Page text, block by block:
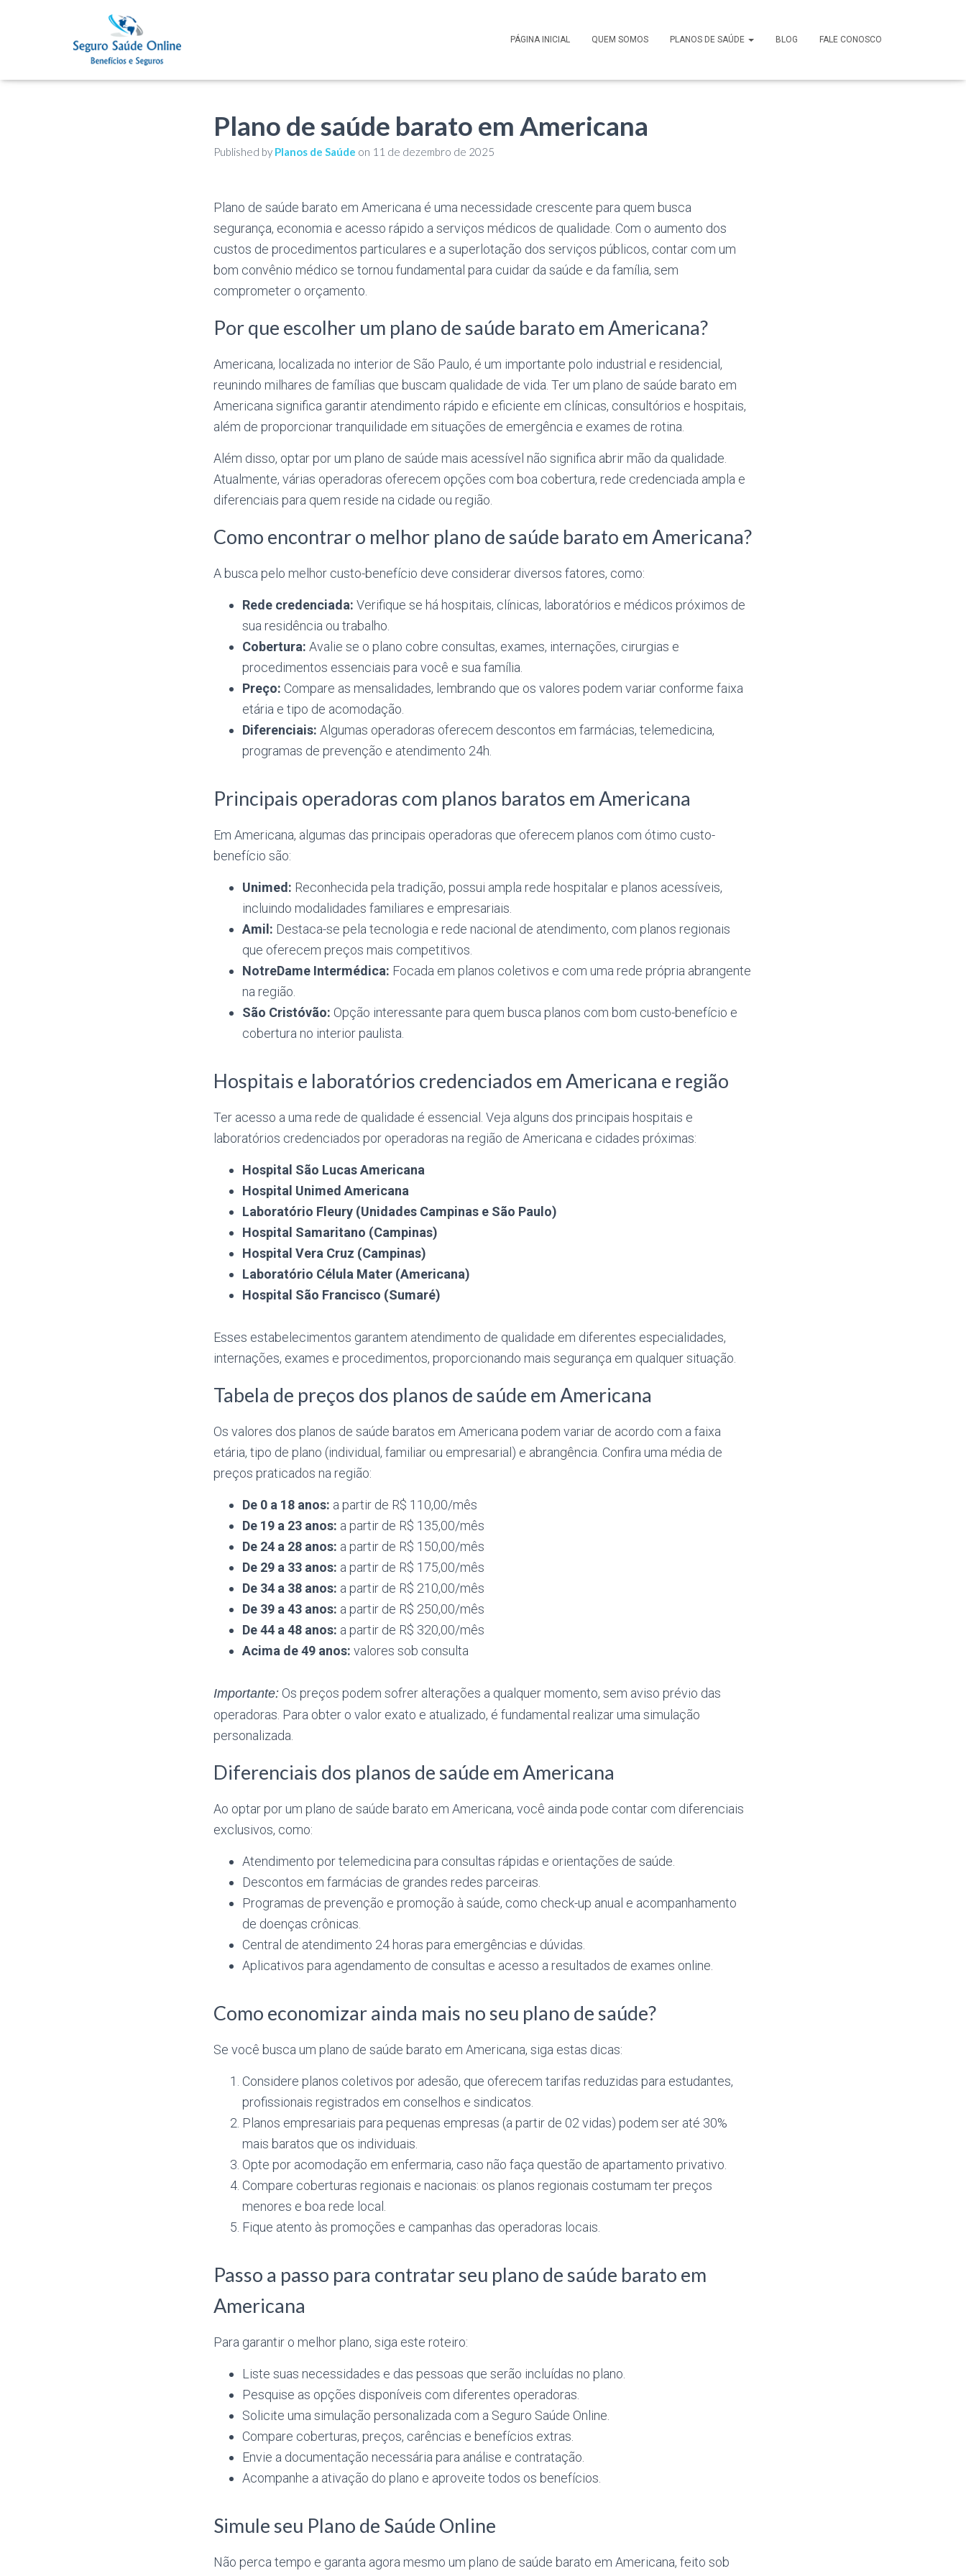
PÁGINA INICIAL QUEM SOMOS PLANOS DE SAÚDE BLOG FALE CONOSCO
Plano de saúde barato em Americana
Published by Planos de Saúde on 11 de dezembro de 2025
Plano de saúde barato em Americana é uma necessidade crescente para quem busca
segurança, economia e acesso rápido a serviços médicos de qualidade. Com o aumento dos
custos de procedimentos particulares e a superlotação dos serviços públicos, contar com um
bom convênio médico se tornou fundamental para cuidar da saúde e da família, sem
comprometer o orçamento.
Por que escolher um plano de saúde barato em Americana?
Americana, localizada no interior de São Paulo, é um importante polo industrial e residencial,
reunindo milhares de famílias que buscam qualidade de vida. Ter um plano de saúde barato em
Americana significa garantir atendimento rápido e eficiente em clínicas, consultórios e hospitais,
além de proporcionar tranquilidade em situações de emergência e exames de rotina.
Além disso, optar por um plano de saúde mais acessível não significa abrir mão da qualidade.
Atualmente, várias operadoras oferecem opções com boa cobertura, rede credenciada ampla e
diferenciais para quem reside na cidade ou região.
Como encontrar o melhor plano de saúde barato em Americana?
A busca pelo melhor custo-benefício deve considerar diversos fatores, como:
Rede credenciada: Verifique se há hospitais, clínicas, laboratórios e médicos próximos de
sua residência ou trabalho.
Cobertura: Avalie se o plano cobre consultas, exames, internações, cirurgias e
procedimentos essenciais para você e sua família.
Preço: Compare as mensalidades, lembrando que os valores podem variar conforme faixa
etária e tipo de acomodação.
Diferenciais: Algumas operadoras oferecem descontos em farmácias, telemedicina,
programas de prevenção e atendimento 24h.
Principais operadoras com planos baratos em Americana
Em Americana, algumas das principais operadoras que oferecem planos com ótimo custo-
benefício são:
Unimed: Reconhecida pela tradição, possui ampla rede hospitalar e planos acessíveis,
incluindo modalidades familiares e empresariais.
Amil: Destaca-se pela tecnologia e rede nacional de atendimento, com planos regionais
que oferecem preços mais competitivos.
NotreDame Intermédica: Focada em planos coletivos e com uma rede própria abrangente
na região.
São Cristóvão: Opção interessante para quem busca planos com bom custo-benefício e
cobertura no interior paulista.
Hospitais e laboratórios credenciados em Americana e região
Ter acesso a uma rede de qualidade é essencial. Veja alguns dos principais hospitais e
laboratórios credenciados por operadoras na região de Americana e cidades próximas:
Hospital São Lucas Americana
Hospital Unimed Americana
Laboratório Fleury (Unidades Campinas e São Paulo)
Hospital Samaritano (Campinas)
Hospital Vera Cruz (Campinas)
Laboratório Célula Mater (Americana)
Hospital São Francisco (Sumaré)
Esses estabelecimentos garantem atendimento de qualidade em diferentes especialidades,
internações, exames e procedimentos, proporcionando mais segurança em qualquer situação.
Tabela de preços dos planos de saúde em Americana
Os valores dos planos de saúde baratos em Americana podem variar de acordo com a faixa
etária, tipo de plano (individual, familiar ou empresarial) e abrangência. Confira uma média de
preços praticados na região:
De 0 a 18 anos: a partir de R$ 110,00/mês
De 19 a 23 anos: a partir de R$ 135,00/mês
De 24 a 28 anos: a partir de R$ 150,00/mês
De 29 a 33 anos: a partir de R$ 175,00/mês
De 34 a 38 anos: a partir de R$ 210,00/mês
De 39 a 43 anos: a partir de R$ 250,00/mês
De 44 a 48 anos: a partir de R$ 320,00/mês
Acima de 49 anos: valores sob consulta
Importante: Os preços podem sofrer alterações a qualquer momento, sem aviso prévio das
operadoras. Para obter o valor exato e atualizado, é fundamental realizar uma simulação
personalizada.
Diferenciais dos planos de saúde em Americana
Ao optar por um plano de saúde barato em Americana, você ainda pode contar com diferenciais
exclusivos, como:
Atendimento por telemedicina para consultas rápidas e orientações de saúde.
Descontos em farmácias de grandes redes parceiras.
Programas de prevenção e promoção à saúde, como check-up anual e acompanhamento
de doenças crônicas.
Central de atendimento 24 horas para emergências e dúvidas.
Aplicativos para agendamento de consultas e acesso a resultados de exames online.
Como economizar ainda mais no seu plano de saúde?
Se você busca um plano de saúde barato em Americana, siga estas dicas:
Considere planos coletivos por adesão, que oferecem tarifas reduzidas para estudantes,
profissionais registrados em conselhos e sindicatos.
Planos empresariais para pequenas empresas (a partir de 02 vidas) podem ser até 30%
mais baratos que os individuais.
Opte por acomodação em enfermaria, caso não faça questão de apartamento privativo.
Compare coberturas regionais e nacionais: os planos regionais costumam ter preços
menores e boa rede local.
Fique atento às promoções e campanhas das operadoras locais.
Passo a passo para contratar seu plano de saúde barato em
Americana
Para garantir o melhor plano, siga este roteiro:
Liste suas necessidades e das pessoas que serão incluídas no plano.
Pesquise as opções disponíveis com diferentes operadoras.
Solicite uma simulação personalizada com a Seguro Saúde Online.
Compare coberturas, preços, carências e benefícios extras.
Envie a documentação necessária para análise e contratação.
Acompanhe a ativação do plano e aproveite todos os benefícios.
Simule seu Plano de Saúde Online
Não perca tempo e garanta agora mesmo um plano de saúde barato em Americana, feito sob